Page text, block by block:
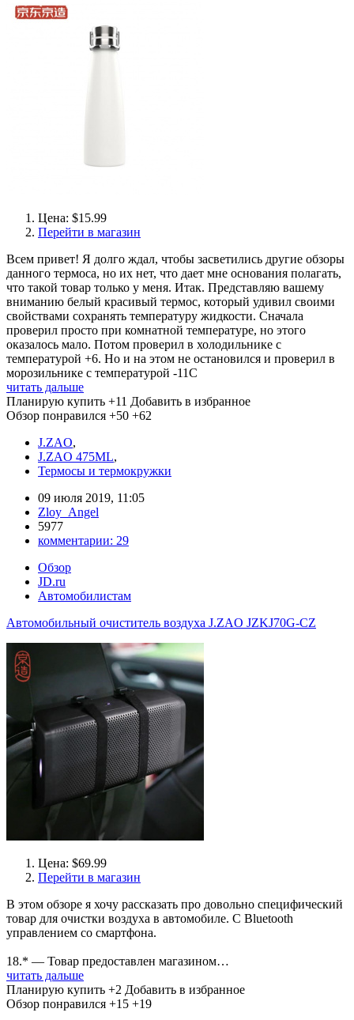
Цена: $15.99
Перейти в магазин
Всем привет! Я долго ждал, чтобы засветились другие обзоры
данного термоса, но их нет, что дает мне основания полагать,
что такой товар только у меня. Итак. Представляю вашему
вниманию белый красивый термос, который удивил своими
свойствами сохранять температуру жидкости. Сначала
проверил просто при комнатной температуре, но этого
оказалось мало. Потом проверил в холодильнике с
температурой +6. Но и на этом не остановился и проверил в
морозильнике с температурой -11C
читать дальше
Планирую купить +11 Добавить в избранное
Обзор понравился +50 +62
J.ZAO,
J.ZAO 475ML,
Термосы и термокружки
09 июля 2019, 11:05
Zloy_Angel
5977
комментарии: 29
Обзор
JD.ru
Автомобилистам
Автомобильный очиститель воздуха J.ZAO JZKJ70G-CZ
Цена: $69.99
Перейти в магазин
В этом обзоре я хочу рассказать про довольно специфический
товар для очистки воздуха в автомобиле. С Bluetooth
управлением со смартфона.
18.* — Товар предоставлен магазином…
читать дальше
Планирую купить +2 Добавить в избранное
Обзор понравился +15 +19